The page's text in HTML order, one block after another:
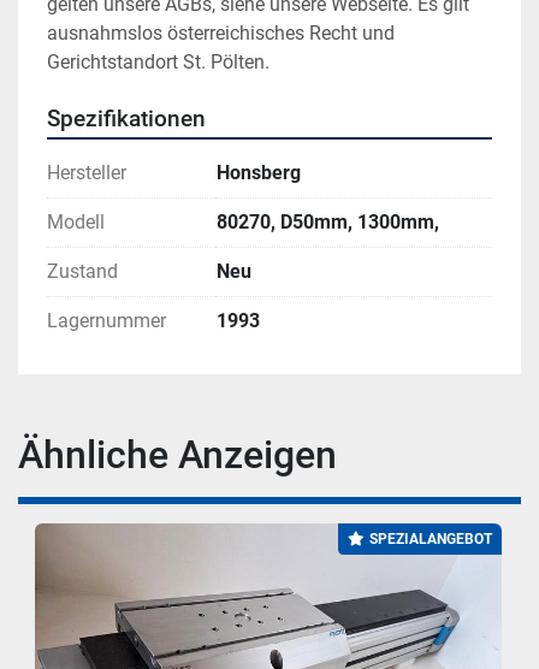
ausnahmslos österreichisches Recht und
Gerichtstandort St. Pölten.
Spezifikationen
Hersteller Honsberg
Modell 80270, D50mm, 1300mm,
Zustand Neu
Lagernummer 1993
Ähnliche Anzeigen
SPEZIALANGEBOT